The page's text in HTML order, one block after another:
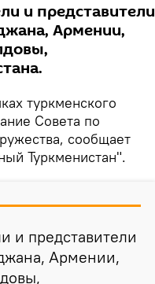
и представители
Армении,
туркменского
Совета по
сообщает
Туркменистан".
и представители
Армении,